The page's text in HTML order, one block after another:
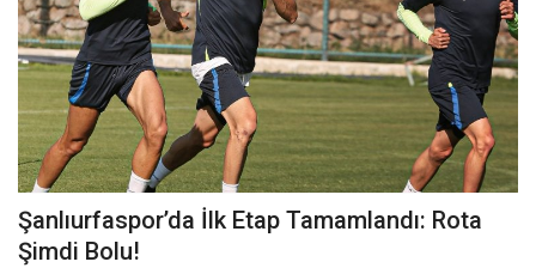
Şanlıurfaspor’da İlk Etap Tamamlandı: Rota
Şimdi Bolu!